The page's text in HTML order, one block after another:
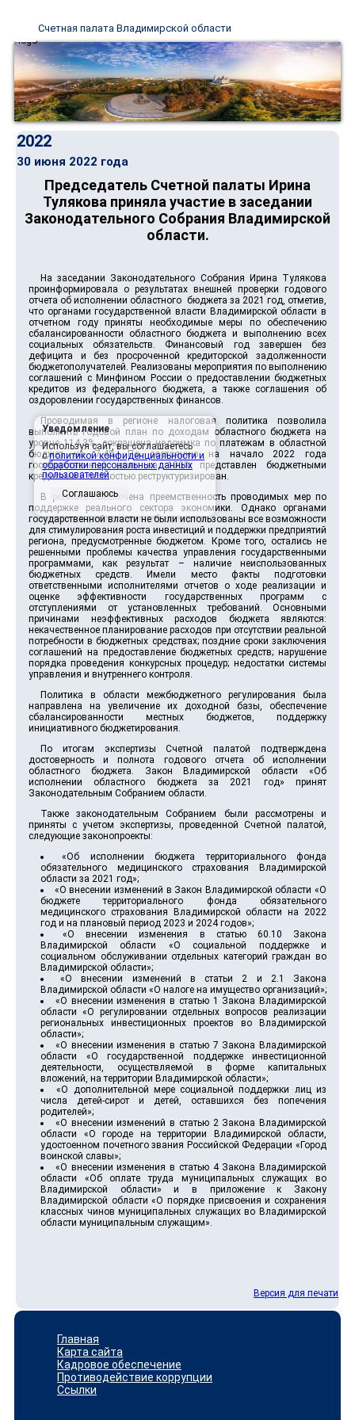
Счетная палата Владимирской области
2022
30 июня 2022 года
Председатель Счетной палаты Ирина
Тулякова приняла участие в заседании
Законодательного Собрания Владимирской
области.
На заседании Законодательного Собрания Ирина Тулякова
проинформировала о результатах внешней проверки годового
отчета об исполнении областного бюджета за 2021 год, отметив,
что органами государственной власти Владимирской области в
отчетном году приняты необходимые меры по обеспечению
сбалансированности областного бюджета и выполнению всех
социальных обязательств. Финансовый год завершен без
дефицита и без просроченной кредиторской задолженности
бюджетополучателей. Реализованы мероприятия по выполнению
соглашений с Минфином России о предоставлении бюджетных
кредитов из федерального бюджета, а также соглашения об
оздоровлении государственных финансов.
Проводимая в регионе налоговая политика позволила
выполнить годовой план по доходам областного бюджета на
уровне 114,3%, сокращена недоимка по платежам в областной
бюджет на 7,4%. По состоянию на начало 2022 года
государственный долг на 100% представлен бюджетными
кредитами и полностью реструктуризирован.
В регионе обеспечена преемственность проводимых мер по
поддержке реального сектора экономики. Однако органами
государственной власти не были использованы все возможности
для стимулирования роста инвестиций и поддержки предприятий
региона, предусмотренные бюджетом. Кроме того, остались не
решенными проблемы качества управления государственными
программами, как результат – наличие неиспользованных
бюджетных средств. Имели место факты подготовки
ответственными исполнителями отчетов о ходе реализации и
оценке эффективности государственных программ с
отступлениями от установленных требований. Основными
причинами неэффективных расходов бюджета являются:
некачественное планирование расходов при отсутствии реальной
потребности в бюджетных средствах; поздние сроки заключения
соглашений на предоставление бюджетных средств; нарушение
порядка проведения конкурсных процедур; недостатки системы
управления и внутреннего контроля.
Политика в области межбюджетного регулирования была
направлена на увеличение их доходной базы, обеспечение
сбалансированности местных бюджетов, поддержку
инициативного бюджетирования.
По итогам экспертизы Счетной палатой подтверждена
достоверность и полнота годового отчета об исполнении
областного бюджета. Закон Владимирской области «Об
исполнении областного бюджета за 2021 год» принят
Законодательным Собранием области.
Также законодательным Собранием были рассмотрены и
приняты с учетом экспертизы, проведенной Счетной палатой,
следующие законопроекты:
«Об исполнении бюджета территориального фонда
обязательного медицинского страхования Владимирской
области за 2021 год»;
«О внесении изменений в Закон Владимирской области «О
бюджете территориального фонда обязательного
медицинского страхования Владимирской области на 2022
год и на плановый период 2023 и 2024 годов»;
«О внесении изменения в статью 60.10 Закона
Владимирской области «О социальной поддержке и
социальном обслуживании отдельных категорий граждан во
Владимирской области»;
«О внесении изменений в статьи 2 и 2.1 Закона
Владимирской области «О налоге на имущество организаций»;
«О внесении изменения в статью 1 Закона Владимирской
области «О регулировании отдельных вопросов реализации
региональных инвестиционных проектов во Владимирской
области»;
«О внесении изменения в статью 7 Закона Владимирской
области «О государственной поддержке инвестиционной
деятельности, осуществляемой в форме капитальных
вложений, на территории Владимирской области»;
«О дополнительной мере социальной поддержки лиц из
числа детей-сирот и детей, оставшихся без попечения
родителей»;
«О внесении изменений в статью 2 Закона Владимирской
области «О городе на территории Владимирской области,
удостоенном почетного звания Российской Федерации «Город
воинской славы»;
«О внесении изменения в статью 4 Закона Владимирской
области «Об оплате труда муниципальных служащих во
Владимирской области» и в приложение к Закону
Владимирской области «О порядке присвоения и сохранения
классных чинов муниципальных служащих во Владимирской
области муниципальным служащим».
Версия для печати
Главная
Карта сайта
Кадровое обеспечение
Противодействие коррупции
Ссылки
Уведомление
Используя сайт, вы соглашаетесь
сполитикой конфиденциальности и
обработки персональных данных
пользователей.
Соглашаюсь